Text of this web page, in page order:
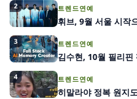
2 트렌드연예
휘브, 9월 서울 시작
3 트렌드연예
김수현, 10월 필리
4 트렌드연예
히말라야 정복 원지